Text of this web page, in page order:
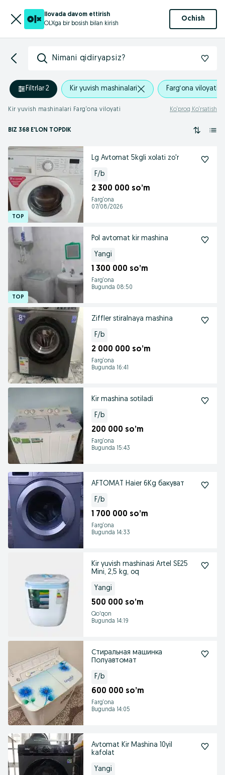
Ilovada davom ettirish
OLXga bir bosish bilan kirish
Ochish
Nimani qidiryapsiz?
Filtrlar·2 Kir yuvish mashinalari Farg‘ona viloyati
Kir yuvish mashinalari Farg‘ona viloyati Ko‘proq Ko‘rsatish
BIZ 368 E'LON TOPDIK
Lg Avtomat 5kgli xolati zo'r
F/b
2 300 000 so’m
Farg‘ona
07/08/2026
Pol avtomat kir mashina
Yangi
1 300 000 so’m
Farg‘ona
Bugunda 08:50
Ziffler stiralnaya mashina
F/b
2 000 000 so’m
Farg‘ona
Bugunda 16:41
Kir mashina sotiladi
F/b
200 000 so’m
Farg‘ona
Bugunda 15:43
AFTOMAT Haier 6Kg бакуват
F/b
1 700 000 so’m
Farg‘ona
Bugunda 14:33
Kir yuvish mashinasi Artel SE25
Mini, 2,5 kg, oq
Yangi
500 000 so’m
Qo'qon
Bugunda 14:19
Стиральная машинка
Полуавтомат
F/b
600 000 so’m
Farg‘ona
Bugunda 14:05
Avtomat Kir Mashina 10yil
kafolat
Yangi